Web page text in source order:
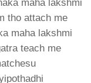
maha lakshmi
tho attach me
maha lakshmi
teach me